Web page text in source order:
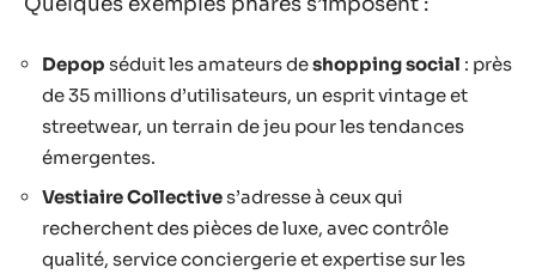
Depop séduit les amateurs deshopping social : près
de 35 millions d’utilisateurs, un esprit vintage et
streetwear, un terrain de jeu pour les tendances
émergentes.
Vestiaire Collectives’adresse à ceux qui
recherchent des pièces de luxe, avec contrôle
qualité, service conciergerie et expertise sur les